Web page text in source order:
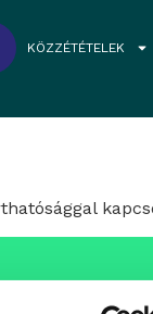
KÖZZÉTÉTELEK